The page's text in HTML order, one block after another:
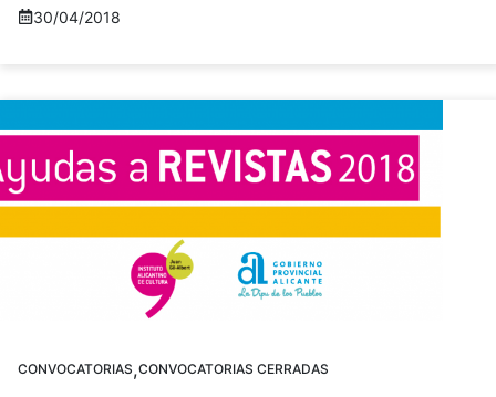
30/04/2018
CONVOCATORIAS,CONVOCATORIAS CERRADAS